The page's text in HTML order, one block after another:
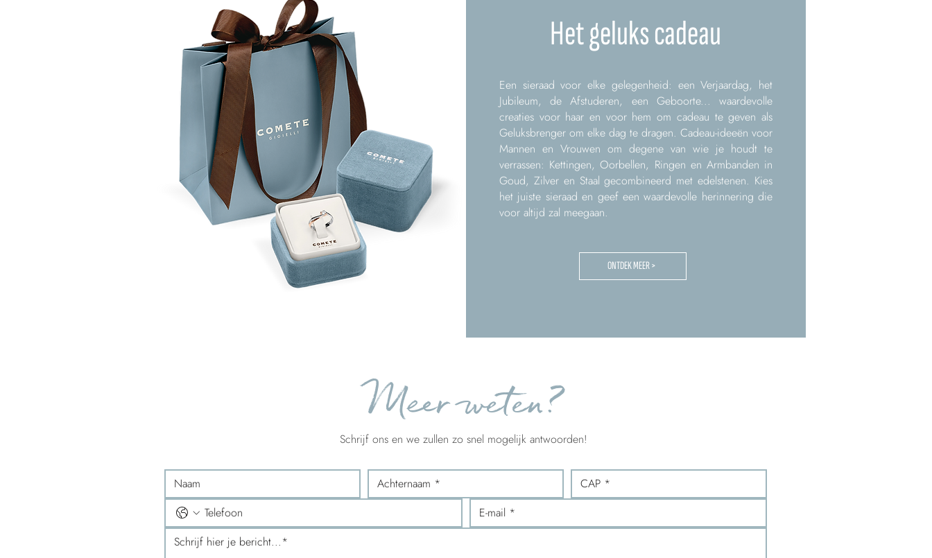
Het geluks cadeau
Een sieraad voor elke gelegenheid: een Verjaardag, het
Jubileum, de Afstuderen, een Geboorte... waardevolle
creaties voor haar en voor hem om cadeau te geven als
Geluksbrenger om elke dag te dragen. Cadeau-ideeën voor
Mannen en Vrouwen om degene van wie je houdt te
verrassen: Kettingen, Oorbellen, Ringen en Armbanden in
Goud, Zilver en Staal gecombineerd met edelstenen. Kies
het juiste sieraad en geef een waardevolle herinnering die
voor altijd zal meegaan.
ONTDEK MEER >
Meer weten?
Schrijf ons en we zullen zo snel mogelijk antwoorden!